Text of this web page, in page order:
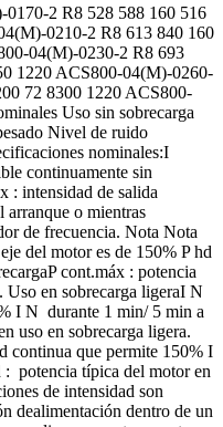
2 R8 528 588 160 516
0210-2 R8 613 840 160
04(M)-0230-2 R8 693
1220 ACS800-04(M)-0260-
72 8300 1220 ACS800-
Uso sin sobrecarga
Nivel de ruido
nominales:I
continuamente sin
: intensidad de salida
arranque o mientras
de frecuencia. Nota Nota
del motor es de 150% P hd
cont.máx : potencia
Uso en sobrecarga ligeraI N
I N durante 1 min/ 5 min a
uso en sobrecarga ligera.
continua que permite 150% I
potencia típica del motor en
de intensidad son
dealimentación dentro de un